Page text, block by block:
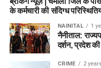
के कर्मचारी की संदिग्ध
NAINITAL 1
नैनीताल:
दर्शन, प्रदेश
CRIME 2